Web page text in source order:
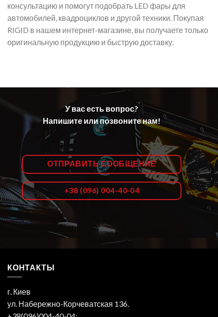
консультацию и помогут подобрать LED фары для
автомобилей, квадроциклов и другой техники. Покупая
RIGID в нашем интернет-магазине, вы получаете только
оригинальную продукцию и быструю доставку.
У вас есть вопрос?
Напишите или позвоните нам!
ОТПРАВИТЬ СООБЩЕНИЕ
+38 (096) 004-40-04
КОНТАКТЫ
г. Киев
ул. Набережно-Корчеватская 136.